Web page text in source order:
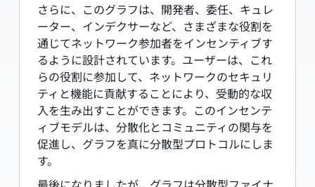
さらに、このグラフは、開発者、委任、キュレ
ーター、インデクサーなど、さまざまな役割を
通じてネットワーク参加者をインセンティブす
るように設計されています。ユーザーは、これ
らの役割に参加して、ネットワークのセキュリ
ティと機能に貢献することにより、受動的な収
入を生み出すことができます。このインセンテ
ィブモデルは、分散化とコミュニティの関与を
促進し、グラフを真に分散型プロトコルにしま
す。